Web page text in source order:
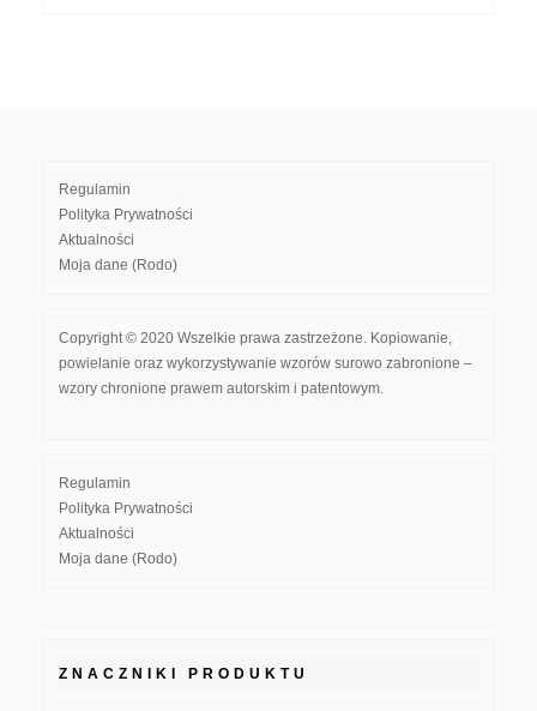
Regulamin
Polityka Prywatności
Aktualności
Moja dane (Rodo)
Copyright © 2020 Wszelkie prawa zastrzeżone. Kopiowanie,
powielanie oraz wykorzystywanie wzorów surowo zabronione –
wzory chronione prawem autorskim i patentowym.
Regulamin
Polityka Prywatności
Aktualności
Moja dane (Rodo)
ZNACZNIKI PRODUKTU